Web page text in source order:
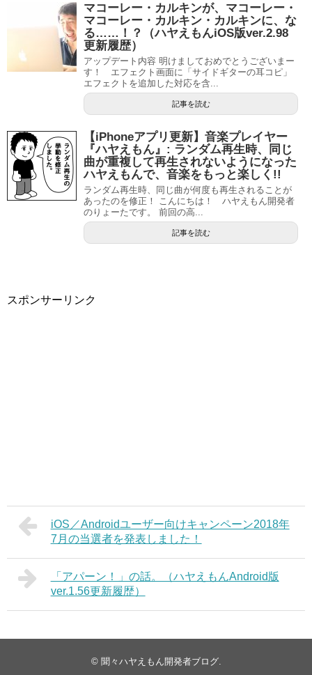
マコーレー・カルキンが、マコーレー・
マコーレー・カルキン・カルキンに、な
る……！？（ハヤえもんiOS版ver.2.98
更新履歴）
アップデート内容 明けましておめでとうございまー
す！ エフェクト画面に「サイドギターの耳コピ」
エフェクトを追加した対応を含...
記事を読む
【iPhoneアプリ更新】音楽プレイヤー
『ハヤえもん』: ランダム再生時、同じ
曲が重複して再生されないようになった
ハヤえもんで、音楽をもっと楽しく!!
ランダム再生時、同じ曲が何度も再生されることが
あったのを修正！ こんにちは！ ハヤえもん開発者
のりょーたです。 前回の高...
記事を読む
スポンサーリンク
iOS／Androidユーザー向けキャンペーン2018年
7月の当選者を発表しました！
「アパーン！」の話。（ハヤえもんAndroid版
ver.1.56更新履歴）
© 聞々ハヤえもん開発者ブログ.